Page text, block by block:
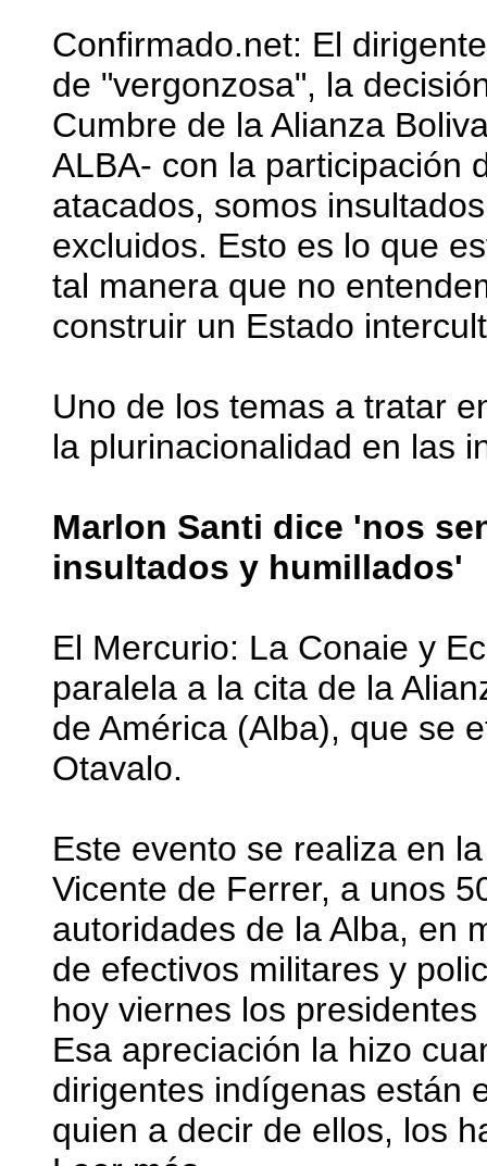
Confirmado.net: El
de "vergonzosa", la
Cumbre de la Alianza
ALBA- con la participación
atacados, somos
excluidos. Esto es lo que
tal manera que no
construir un Estado
Uno de los temas a tratar
la plurinacionalidad en las
Marlon Santi dice 'nos
insultados y humillados'
El Mercurio: La Conaie y
paralela a la cita de la
de América (Alba), que se
Otavalo.
Este evento se realiza en
Vicente de Ferrer, a unos
autoridades de la Alba, en
de efectivos militares y
hoy viernes los
Esa apreciación la hizo
dirigentes indígenas están
quien a decir de ellos, los